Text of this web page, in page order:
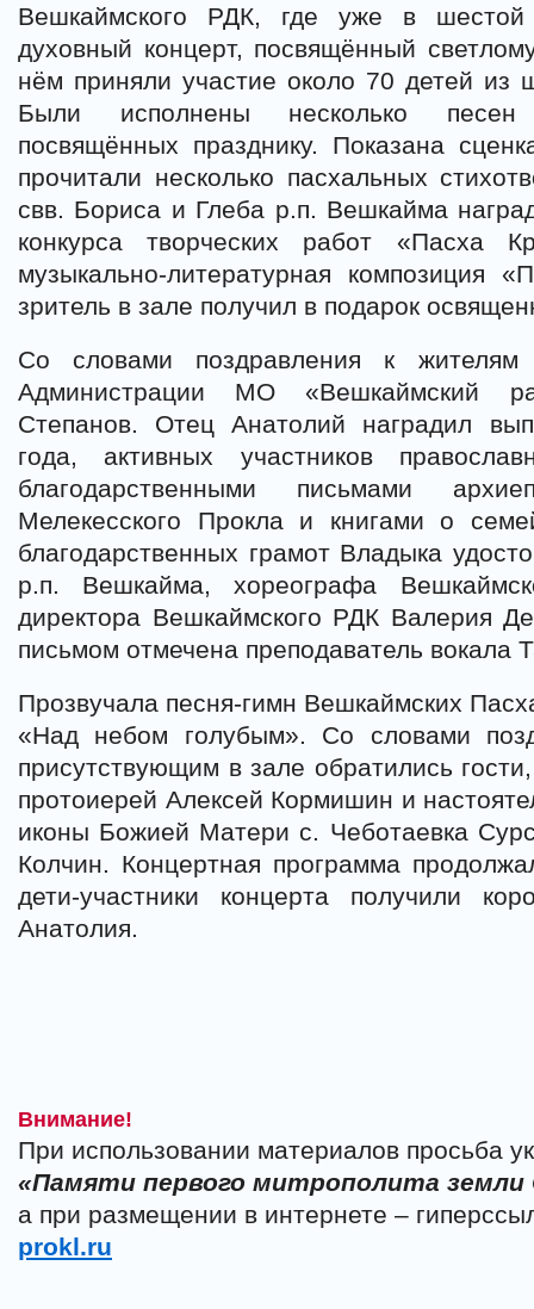
Вешкаймского РДК, где уже в шестой
духовный концерт, посвящённый
нём приняли участие около 70 детей из
Были исполнены несколько песен
посвящённых празднику. Показана
прочитали несколько пасхальных
свв. Бориса и Глеба р.п. Вешкайма
конкурса творческих работ «Пасха
музыкально-литературная композиция
зритель в зале получил в подарок
Со словами поздравления к жителям
Администрации МО «Вешкаймский
Степанов. Отец Анатолий наградил
года, активных участников
благодарственными письмами
Мелекесского Прокла и книгами о
благодарственных грамот Владыка
р.п. Вешкайма, хореографа
директора Вешкаймского РДК Валерия
письмом отмечена преподаватель вокала
Прозвучала песня-гимн Вешкаймских
«Над небом голубым». Со словами
присутствующим в зале обратились
протоиерей Алексей Кормишин и
иконы Божией Матери с. Чеботаевка
Колчин. Концертная программа
дети-участники концерта получили
Анатолия.
Внимание!
При использовании материалов просьба
«Памяти первого митрополита земли
а при размещении в интернете –
prokl.ru